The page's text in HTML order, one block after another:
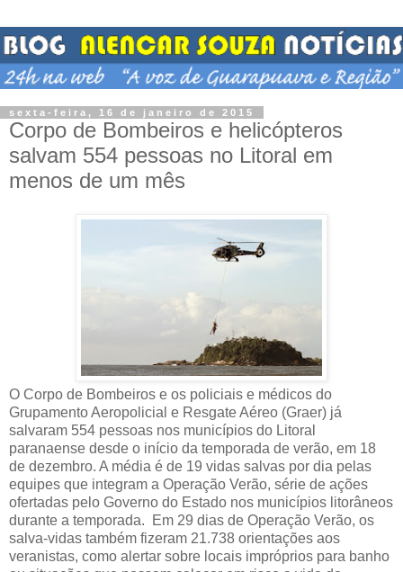
sexta-feira, 16 de janeiro de 2015
Corpo de Bombeiros e helicópteros
salvam 554 pessoas no Litoral em
menos de um mês
O Corpo de Bombeiros e os policiais e médicos do
Grupamento Aeropolicial e Resgate Aéreo (Graer) já
salvaram 554 pessoas nos municípios do Litoral
paranaense desde o início da temporada de verão, em 18
de dezembro. A média é de 19 vidas salvas por dia pelas
equipes que integram a Operação Verão, série de ações
ofertadas pelo Governo do Estado nos municípios litorâneos
durante a temporada. Em 29 dias de Operação Verão, os
salva-vidas também fizeram 21.738 orientações aos
veranistas, como alertar sobre locais impróprios para banho